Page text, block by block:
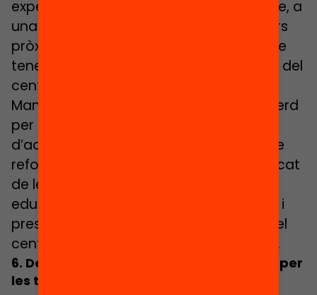
experimentació han arribat, per exemple, a
una oferta de matèries optatives i tallers
pròxims als interessos de l’alumnat, i que
tenen una repercussió activa en la vida del
centre. Dinamització de centre, Ràdio
Mangrané, Canal Youtubers, Eskamot verd
per la sostenibilitat… són exemples
d’aquesta proposta. Una acció més que
reforça el vincle amb el centre, el significat
de les propostes i una orientació
educativa i acció tutorial molt vivencial i
present en totes les matèries i espais del
centre, no només a les hores de tutoria.
6. Destinar prou temps de l’horari lectiu per
les tutories